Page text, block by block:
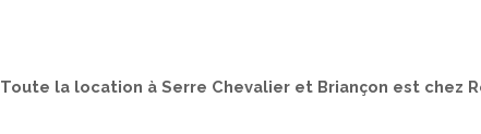
Toute la location à Serre Chevalier et Briançon est chez